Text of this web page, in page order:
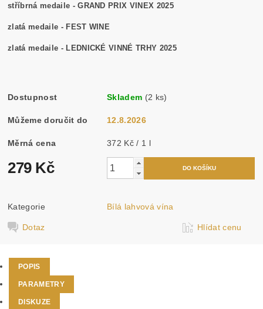
stříbrná medaile - GRAND PRIX VINEX 2025
zlatá medaile - FEST WINE
zlatá medaile - LEDNICKÉ VINNÉ TRHY 2025
Dostupnost Skladem (2 ks)
Můžeme doručit do 12.8.2026
Měrná cena 372 Kč / 1 l
279 Kč
Kategorie Bílá lahvová vína
Dotaz Hlídat cenu
POPIS
PARAMETRY
DISKUZE